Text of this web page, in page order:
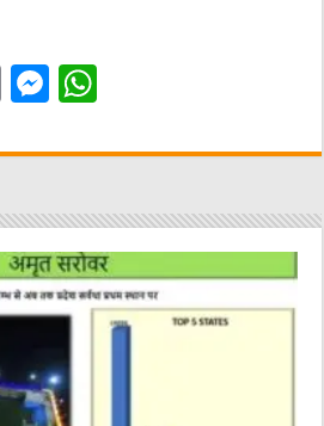
E
ai
M
ss
n
g
er
at
A
p
p